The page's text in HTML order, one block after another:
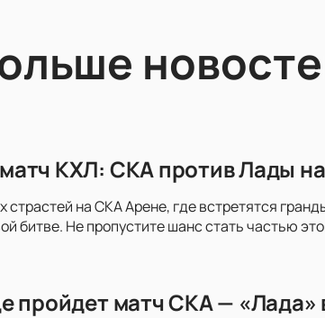
КХЛ: СКА против Лады
страстей на СКА Арене, где встретятся
битве. Не пропустите шанс стать частью
пройдет матч СКА — «Лада»